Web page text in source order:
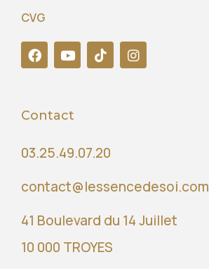
CVG
Contact
03.25.49.07.20
contact@lessencedesoi.com
41 Boulevard du 14 Juillet
10 000 TROYES